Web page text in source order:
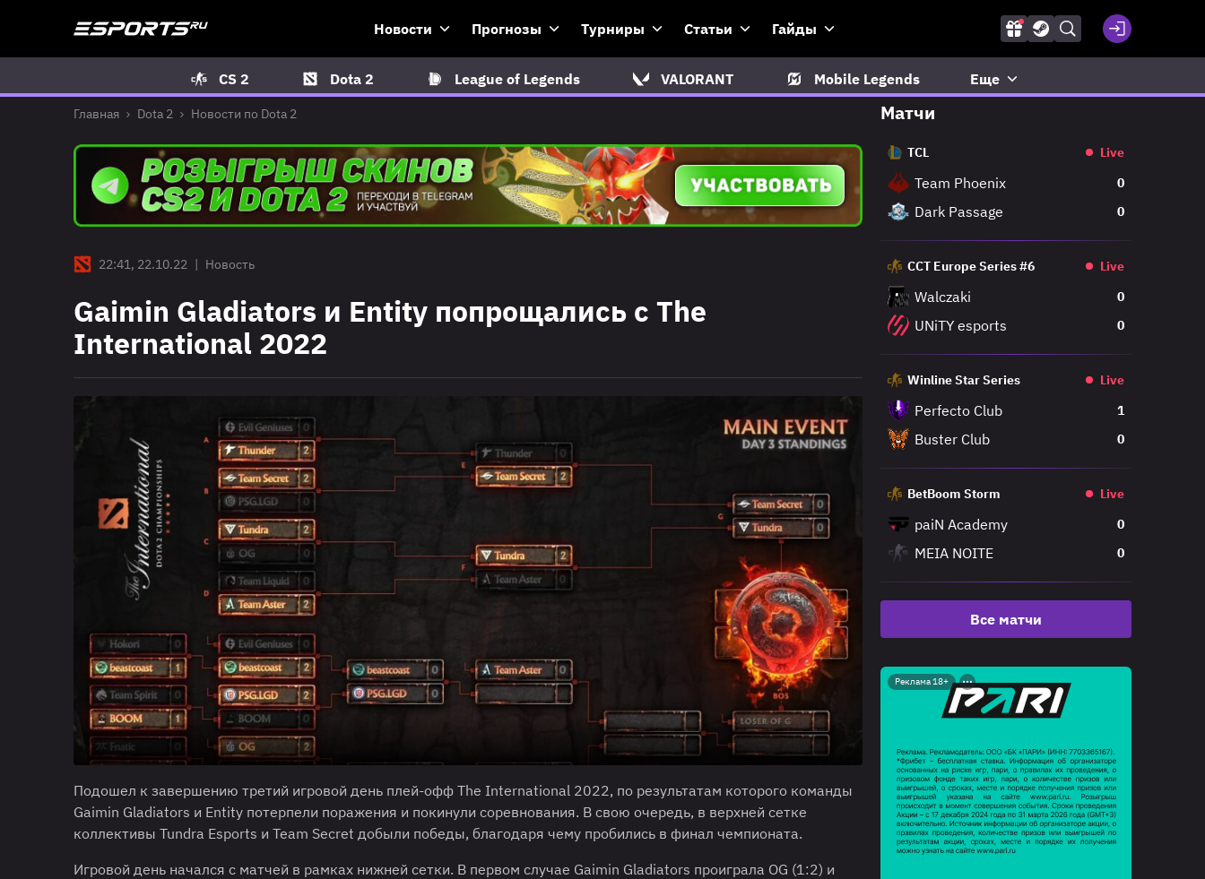
Новости Прогнозы Турниры Статьи Гайды
CS 2 Dota 2 League of Legends VALORANT Mobile Legends Еще
Главная Dota 2 Новости по Dota 2
22:41, 22.10.22 | Новость
Gaimin Gladiators и Entity попрощались с The
International 2022
Подошел к завершению третий игровой день плей-офф The International 2022, по результатам которого команды
Gaimin Gladiators и Entity потерпели поражения и покинули соревнования. В свою очередь, в верхней сетке
коллективы Tundra Esports и Team Secret добыли победы, благодаря чему пробились в финал чемпионата.
Игровой день начался с матчей в рамках нижней сетки. В первом случае Gaimin Gladiators проиграла OG (1:2) и
Матчи
TCL Live
Team Phoenix 0
Dark Passage 0
CCT Europe Series #6 Live
Walczaki 0
UNiTY esports 0
Winline Star Series Live
Perfecto Club 1
Buster Club 0
BetBoom Storm Live
paiN Academy 0
MEIA NOITE 0
Все матчи
Реклама 18+